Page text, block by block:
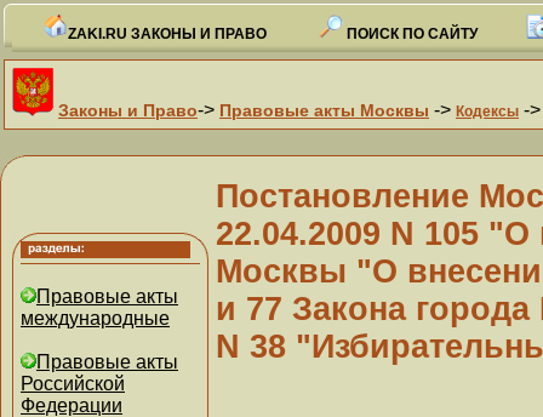
ZAKI.RU ЗАКОНЫ И ПРАВО ПОИСК ПО САЙТУ
Законы и Право-> Правовые акты Москвы -> Кодексы -
Правовые акты
международные
Правовые акты
Российской
Федерации
Постановление
22.04.2009 N 105 "О
Москвы "О
и 77 Закона
N 38